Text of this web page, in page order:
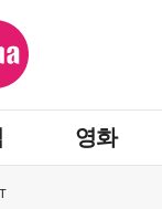
영화